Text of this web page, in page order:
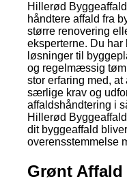
Hillerød
håndtere affald fra
større renovering
eksperterne. Du
løsninger til
og regelmæssig
stor erfaring med,
særlige krav og
affaldshåndtering i
Hillerød
dit byggeaffald
overensstemmelse
Grønt